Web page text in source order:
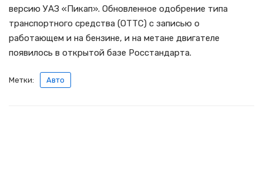
версию УАЗ «Пикап». Обновленное одобрение типа
транспортного средства (ОТТС) с записью о
работающем и на бензине, и на метане двигателе
появилось в открытой базе Росстандарта.
Метки: Авто